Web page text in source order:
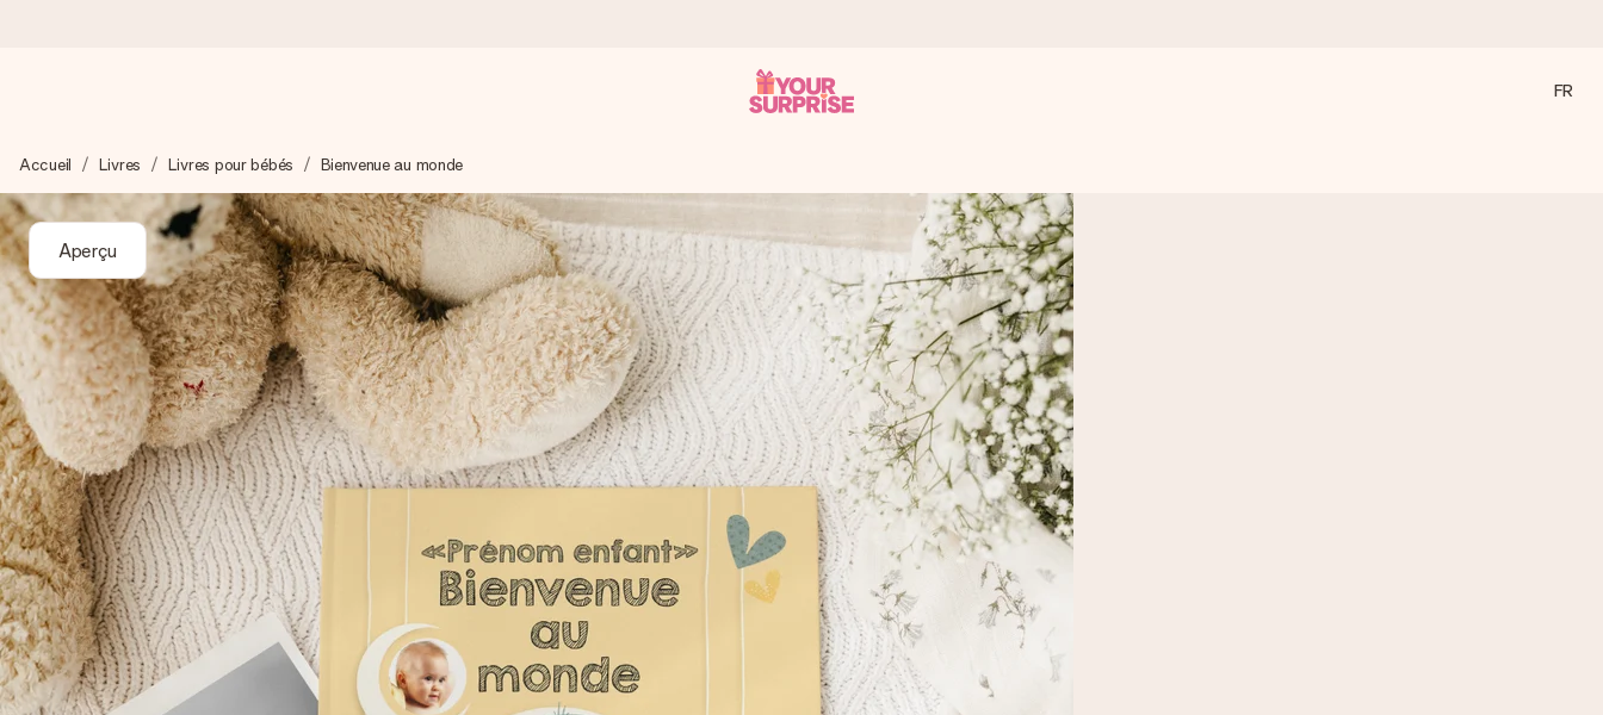
Nous préparons votre cadeau avec attention et l’envoyons en un éclair – pour que vous puissiez l’offrir au bon moment, quand cela compte le plus.
4,9 (sur la base de +15 000 avis)
Nos cadeaux sont appréciés. Les clients nous attribuent une note de 4,9 sur Google Reviews (total de tous les pays où nous sommes présents).
Carte de vœux gratuite
Créez quelque chose d’unique en quelques étapes – avec son prénom, votre photo ou un message qui touche le cœur. Sans complications, juste tout l’amour pour le moment idéal.
FR
Accueil Livres Livres pour bébés Bienvenue au monde
Aperçu